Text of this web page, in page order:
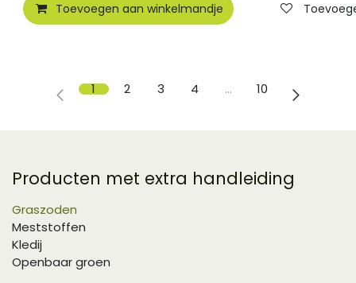
Toevoegen aan winkelmandje
1 2 3 4 … 10
Producten met extra handleiding
Graszoden
Meststoffen
Kledij
Openbaar groen